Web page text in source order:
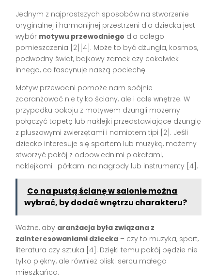
Jednym z najprostszych sposobów na stworzenie
oryginalnej i harmonijnej przestrzeni dla dziecka jest
wybór motywu przewodniego dla całego
pomieszczenia [2][4]. Może to być dżungla, kosmos,
podwodny świat, bajkowy zamek czy cokolwiek
innego, co fascynuje naszą pociechę.
Motyw przewodni pomoże nam spójnie
zaaranżować nie tylko ściany, ale i całe wnętrze. W
przypadku pokoju z motywem dżungli możemy
połączyć tapetę lub naklejki przedstawiające dżunglę
z pluszowymi zwierzętami i namiotem tipi [2]. Jeśli
dziecko interesuje się sportem lub muzyką, możemy
stworzyć pokój z odpowiednimi plakatami,
naklejkami i półkami na nagrody lub instrumenty [4].
Co na pustą ścianę w salonie można
wybrać, by dodać wnętrzu charakteru?
Ważne, aby aranżacja była związana z
zainteresowaniami dziecka – czy to muzyka, sport,
literatura czy sztuka [4]. Dzięki temu pokój będzie nie
tylko piękny, ale również bliski sercu małego
mieszkańca.